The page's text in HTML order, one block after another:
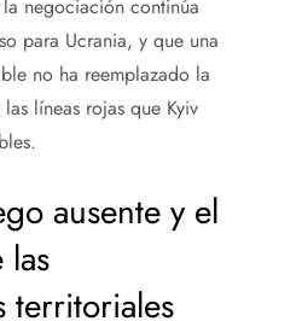
negociación continúa
para Ucrania, y que una
no ha reemplazado la
líneas rojas que Kyiv
ausente y el
territoriales